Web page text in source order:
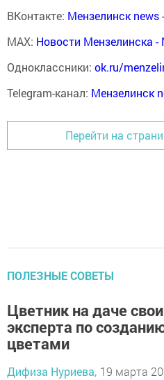
ВКонтакте: Мензелинск
MAX: Новости Мензелинска -
Одноклассники: ok.ru/
Telegram-канал: Мензелинск
Перейти на
ПОЛЕЗНЫЕ СОВЕТЫ
Цветник на даче
эксперта по
цветами
Дифиза Нуриева, 19 марта